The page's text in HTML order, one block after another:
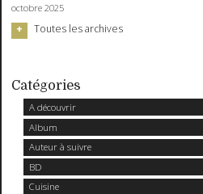
octobre 2025
Toutes les archives
Catégories
A découvrir
Album
Auteur à suivre
BD
Cuisine